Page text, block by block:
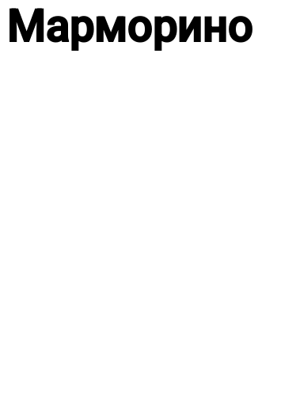
Марморино